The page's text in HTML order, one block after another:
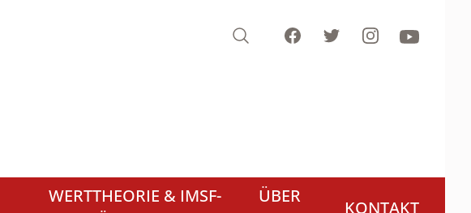
Search FacebookTwitterInstagramYoutube
WERTTHEORIE & IMSF-
ÜBER
KONTAKT